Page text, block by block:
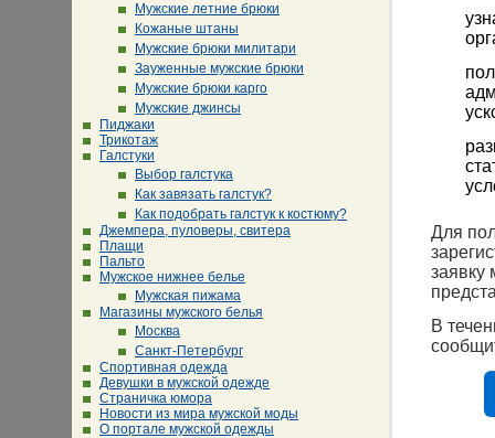
Мужские летние брюки
Кожаные штаны
Мужские брюки милитари
Зауженные мужские брюки
Мужские брюки карго
Мужские джинсы
Пиджаки
Трикотаж
Галстуки
Выбор галстука
Как завязать галстук?
Как подобрать галстук к костюму?
Джемпера, пуловеры, свитера
Плащи
Пальто
Мужское нижнее белье
Мужская пижама
Магазины мужского белья
Москва
Санкт-Петербург
Спортивная одежда
Девушки в мужской одежде
Страничка юмора
Новости из мира мужской моды
О портале мужской одежды
Для
заявку
В